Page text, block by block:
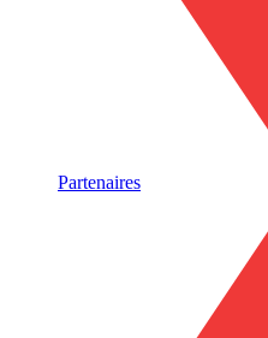
Partenaires